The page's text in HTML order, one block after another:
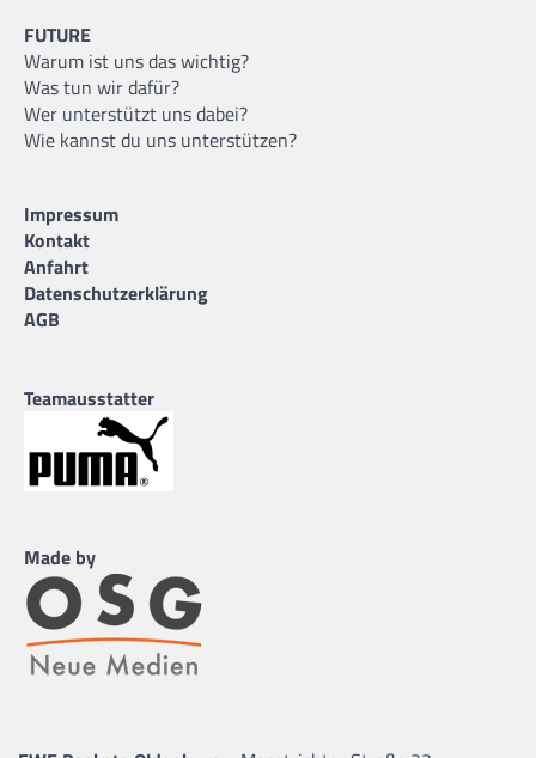
FUTURE
Warum ist uns das wichtig?
Was tun wir dafür?
Wer unterstützt uns dabei?
Wie kannst du uns unterstützen?
Impressum
Kontakt
Anfahrt
Datenschutzerklärung
AGB
Teamausstatter
Made by